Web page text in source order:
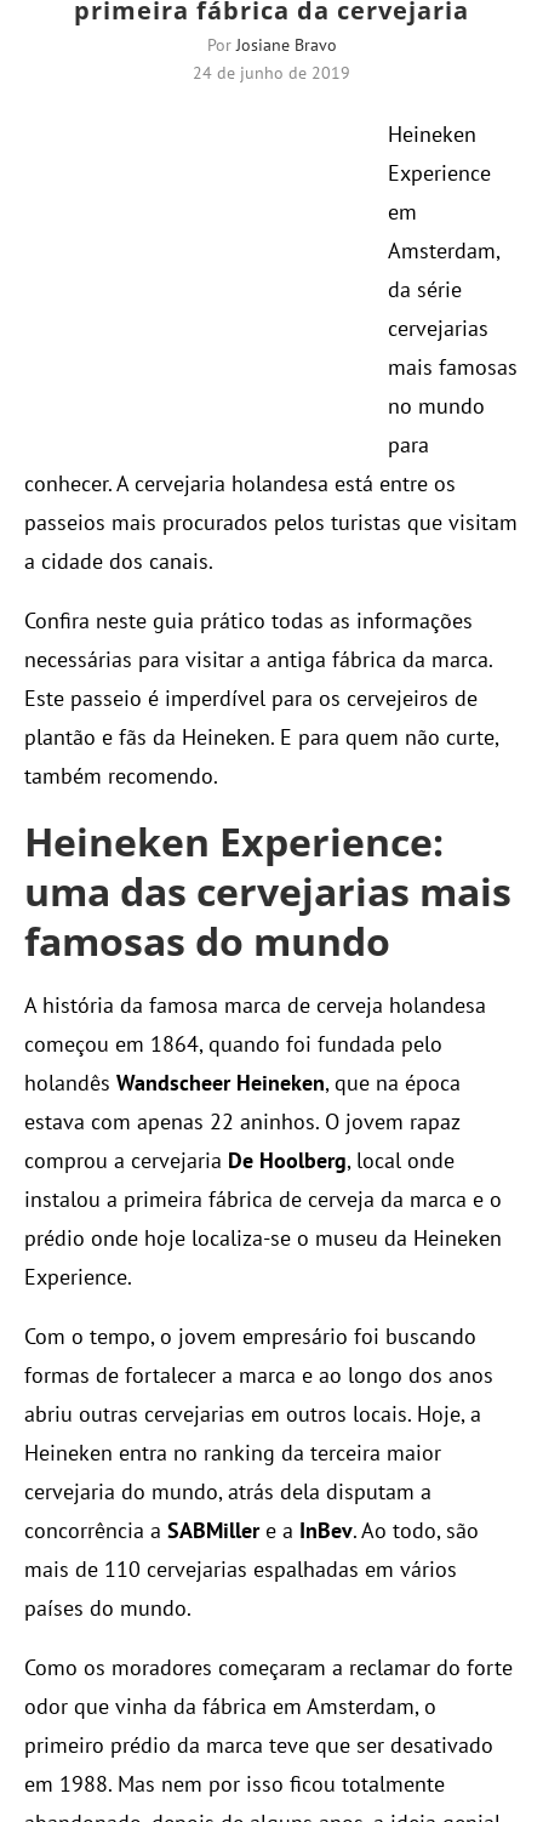
primeira fábrica da cervejaria
PorJosiane Bravo
24 de junho de 2019
Heineken
Experience
em
Amsterdam,
da série
cervejarias
mais famosas
no mundo
para
conhecer. A cervejaria holandesa está entre os
passeios mais procurados pelos turistas que visitam
a cidade dos canais.
Confira neste guia prático todas as informações
necessárias para visitar a antiga fábrica da marca.
Este passeio é imperdível para os cervejeiros de
plantão e fãs da Heineken. E para quem não curte,
também recomendo.
Heineken Experience:
uma das cervejarias mais
famosas do mundo
A história da famosa marca de cerveja holandesa
começou em 1864, quando foi fundada pelo
holandês Wandscheer Heineken, que na época
estava com apenas 22 aninhos. O jovem rapaz
comprou a cervejaria De Hoolberg, local onde
instalou a primeira fábrica de cerveja da marca e o
prédio onde hoje localiza-se o museu da Heineken
Experience.
Com o tempo, o jovem empresário foi buscando
formas de fortalecer a marca e ao longo dos anos
abriu outras cervejarias em outros locais. Hoje, a
Heineken entra no ranking da terceira maior
cervejaria do mundo, atrás dela disputam a
concorrência a SABMillere a InBev. Ao todo, são
mais de 110 cervejarias espalhadas em vários
países do mundo.
Como os moradores começaram a reclamar do forte
odor que vinha da fábrica em Amsterdam, o
primeiro prédio da marca teve que ser desativado
em 1988. Mas nem por isso ficou totalmente